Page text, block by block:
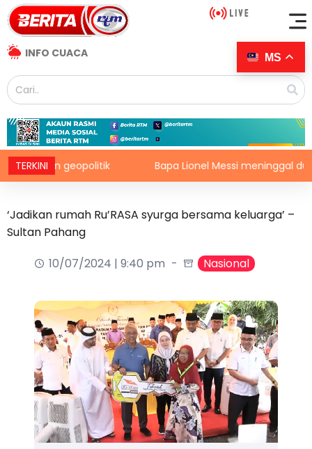
INFO CUACA
TERKINI
geopolitik Bapa Lionel Messi meninggal dunia
‘Jadikan rumah Ru’RASA syurga bersama keluarga’ –
Sultan Pahang
10/07/2024 | 9:40 pm
Nasional
MS